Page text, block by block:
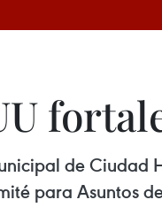
de
para Asuntos